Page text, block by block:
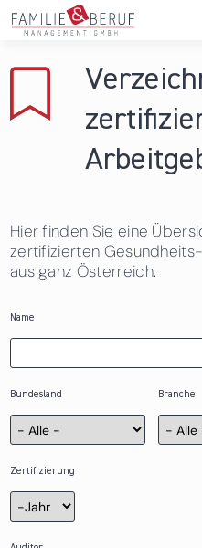
Direkt zum Inhalt
Gemeinden
Das sind wir
News & Events
Hier finden Sie eine
zertifizierten
aus ganz Österreich.
Name
Bundesland Branche
Zertifizierung
Zertifizierung
Jahr